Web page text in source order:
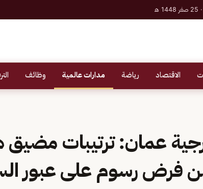
الاقتصاد رياضة مدارات عالمية وظائف
عمان: ترتيبات مضيق
فرض رسوم على عبور